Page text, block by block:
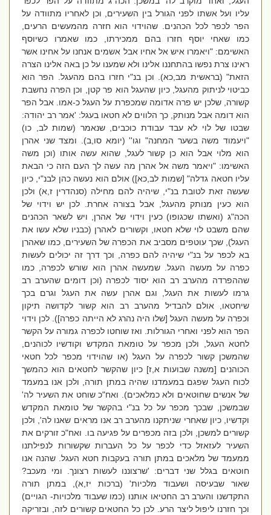
עליו ועל אשתו לפני הגורל בין השעירים, וכן לאחריו מתוודה על
הפר לכפר לכל הכהנים. שהוידוי הוא חזרה מהמעשים הרעים,
כמו שאחי יוסף חזרו בהם ממכירתו, כמו שאמרו כשיוסף
האשימם: "ויאמרו איש אל אחיו אבל אשמים אנחנו על אחינו אשר
ראינו צרת נפשו בהתחננו אלינו ולא שמענו על כן באה אלינו הצרה
הזאת" (בראשית מב,כא). וכן בנ"י חזרו בהם מהעגל. הפר הוא
כביטוי לניתוק מהעגל, כיון שהעגל הוא פר קטן, וכן הפרה נחשבת
קשורה, שלכן יש פרה אדומה שמכפרת על העגל כ-אמו. אבל הפר
הוא דומה אבל מנותק, כך הלווים לא חטאו בעגל: 'אמר רב יהודה:
שבטו של לוי לא עבד עבודת כוכבים, שנאמר (שמות לב, כו)
"ויעמוד משה בשער המחנה" וגו'' (יומא סו,ב). ומצד שני אהרן
הוא מלוי אבל הוא כן קשור לעגל, שהוא עשה אותו (וכן משה
האשימו: "ויאמר משה אל אהרן מה עשה לך העם הזה כי הבאת
עליו חטאה גדלה" [שמות לב,כא]) אולם הוא נעשה כהן לבנ"י, כיון
שעשה זאת לטובת בנ"י, שיהיה להם מחילה (סנהדרין ז,א) ולכן
הוא כעין מנותק מהעגל, אבל בצורה אחרת. לכן יש וידוי של
הכה"ג (ואשתו שכגופו) כעין וידוי של אהרן, ויש לשאר הכהנים
שהם משבט לוי שלא חטאו, וקשורים לאהרן (כבניו שלא עשו את
העגל), שכך עוטפים מסביב את הכפרה של השעירים, כמו שאהרן
בא לכפר על בנ"י שיהיה להם כפרה, וכך דרך זה יכולים לעשות
כפרה על מעשה העגל. שמעשה אהרן הוא שורש לכפרה, כמו
שההפרדה מהערב רב הוא יסוד לכפרה (וכן דומים שהערב רב
גרמו לעשות את העגל, וגם אהרן עשה את העגל וגרם בכך
שיחטאו, אולם להבדיל מהערב רב הוא קשור לקדושה תיקון
וכפרה על מעשה העגל [שלו היה נהרג לא הייתה כפרה]). לכן וידוי
הפר הוא לפני ואחרי הגורלות. ואז שוחטו לכפרה גמורה על הקשר
לחטא העגל, ולכן מכפר על טומאת המקדש וקודשיו לכוהנים,
שהמשכן קשור לכפרה על העגל (או שהוידוי מכפר לכל חטאי
הכוהנים [משנה שבועות א,ז] כיון שהקשר לחטאים הוא כהמשך
לכוח העגל שפגם במעמדנו שהיה במתן תורה, ולכן אנו במעמד
של אנשים שחוטאים ולא כמלאכים). ואח"כ שוחט את השעיר לה'
שבמשכן, שבכך מכפר על כל בנ"י בהקשר של טומאת המקדש
וקדשיו, כיון שאחרי שניתקנו מהערב רב אנו מראים שאנו לה', ולכן
קשורים למשכן, ולכן בזה מכפרים על פגיעה בו. ואח"כ זורקים את
השעיר לעזאזל כדי לכפר על כל העברות שקשורות לנפילתנו
ממעמד של מלאכים במתן תורה בעקבות חטא העגל. שהנה אנו
חוטאים בגלל שני דברים: 'שרצוננו לעשות רצונך. ומי מעכב?
שאור שבעיסה ושעבוד מלכיות' (ברכות יז,א), במתן תורה
התקדשנו והערב רב החטיאו אותנו (כמו שעבוד מלכויות- הגויים)
וכך חזרנו ליפול ליצר הרע. לכן כל החטאים קשורים לזה, ובזריקה